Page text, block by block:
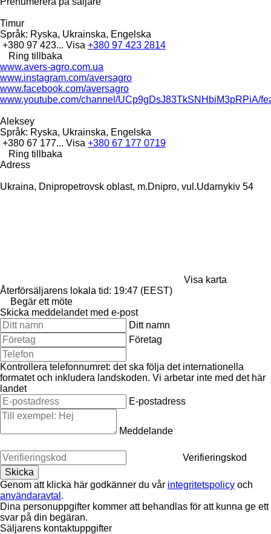
Timur
Språk: Ryska, Ukrainska, Engelska
+380 97 423... Visa +380 97 423 2814
Ring tillbaka
www.avers-agro.com.ua
www.instagram.com/aversagro
www.facebook.com/aversagro
www.youtube.com/channel/UCp9gDsJ83TkSNHbiM3pRPiA/
Aleksey
Språk: Ryska, Ukrainska, Engelska
+380 67 177... Visa +380 67 177 0719
Ring tillbaka
Adress
Ukraina, Dnipropetrovsk oblast, m.Dnipro, vul.Udarnykiv 54
Visa karta
Återförsäljarens lokala tid: 19:47 (EEST)
Begär ett möte
Skicka meddelandet med e-post
Ditt namn
Företag
Kontrollera telefonnumret: det ska följa det internationella
formatet och inkludera landskoden. Vi arbetar inte med det här
landet
E-postadress
Meddelande
Verifieringskod
Genom att klicka här godkänner du vår integritetspolicy och
användaravtal .
Dina personuppgifter kommer att behandlas för att kunna ge ett
svar på din begäran.
Säljarens kontaktuppgifter